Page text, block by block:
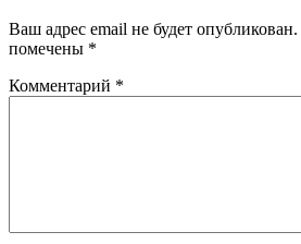
Ваш адрес email не будет опубликован.
помечены *
Комментарий *